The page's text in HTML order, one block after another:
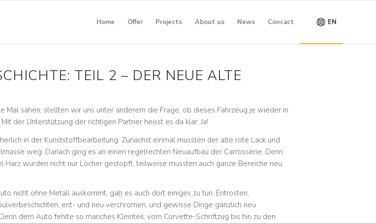
Home Offer Projects About us News Concact EN
TEIL 2 – DER NEUE ALTE
Mal sahen, stellten wir uns unter anderem die Frage, ob dieses Fahrzeug je wieder in
der Unterstützung der richtigen Partner heisst es da klar: Ja!
in der Kunststoffbearbeitung. Zunächst einmal mussten der alte rote Lack und
weg. Danach ging es an einen regelrechten Neuaufbau der Carrosserie. Denn
Harz wurden nicht nur Löcher gestopft, teilweise mussten auch ganze Bereiche neu
nicht ohne Metall auskommt, gab es auch dort einiges zu tun. Entrosten,
ent- und neu verchromen, und gewisse Dinge gänzlich neu
dem Auto fehlte so manches Kleinteil, vom Corvette-Schriftzug bis hin zu den